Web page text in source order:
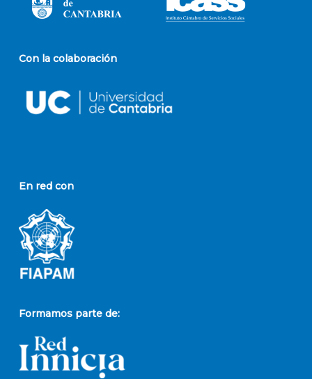
Con la colaboración
En red con
Formamos parte de: